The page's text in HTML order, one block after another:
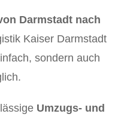
Darmstadt nach
Kaiser Darmstadt
sondern auch
Umzugs- und